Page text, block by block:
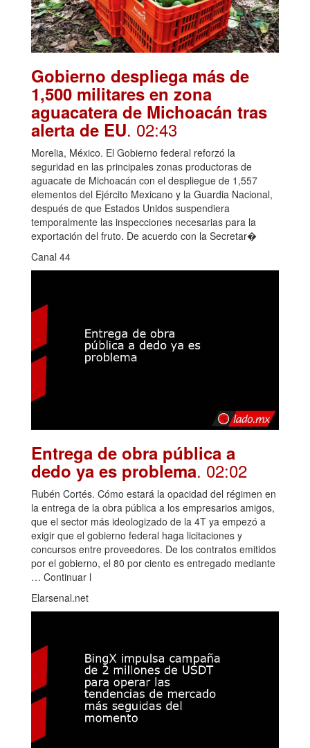
Gobierno despliega más de
1,500 militares en zona
aguacatera de Michoacán tras
alerta de EU. 02:43
Morelia, México. El Gobierno federal reforzó la
seguridad en las principales zonas productoras de
aguacate de Michoacán con el despliegue de 1,557
elementos del Ejército Mexicano y la Guardia Nacional,
después de que Estados Unidos suspendiera
temporalmente las inspecciones necesarias para la
exportación del fruto. De acuerdo con la Secretar�
Canal 44
Entrega de obra pública a
dedo ya es problema. 02:02
Rubén Cortés. Cómo estará la opacidad del régimen en
la entrega de la obra pública a los empresarios amigos,
que el sector más ideologizado de la 4T ya empezó a
exigir que el gobierno federal haga licitaciones y
concursos entre proveedores. De los contratos emitidos
por el gobierno, el 80 por ciento es entregado mediante
… Continuar l
Elarsenal.net